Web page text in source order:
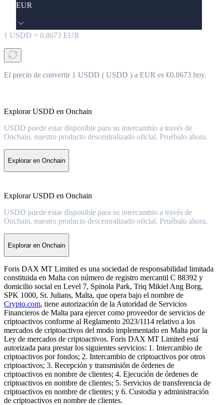
EUR
1 USDD = 0.8673 EUR
El precio de convertir 1 USDD ( USDD ) a EUR es €0.8673 hoy.
Explorar USDD en Onchain
USDD puede estar disponible para su intercambio a través de
Onchain, nuestro producto descentralizado oficial. Pruébalo ahora.
Explorar en Onchain
Explorar USDD en Onchain
USDD puede estar disponible para su intercambio a través de
Onchain, nuestro producto descentralizado oficial. Pruébalo ahora.
Explorar en Onchain
Foris DAX MT Limited es una sociedad de responsabilidad limitada
constituida en Malta con número de registro mercantil C 88392 y
domicilio social en Level 7, Spinola Park, Triq Mikiel Ang Borg,
SPK 1000, St. Julians, Malta, que opera bajo el nombre de
Crypto.com, tiene autorización de la Autoridad de Servicios
Financieros de Malta para ejercer como proveedor de servicios de
criptoactivos conforme al Reglamento 2023/1114 relativo a los
mercados de criptoactivos del modo implementado en Malta por la
Ley de mercados de criptoactivos. Foris DAX MT Limited está
autorizada para prestar los siguientes servicios: 1. Intercambio de
criptoactivos por fondos; 2. Intercambio de criptoactivos por otros
criptoactivos; 3. Recepción y transmisión de órdenes de
criptoactivos en nombre de clientes; 4. Ejecución de órdenes de
criptoactivos en nombre de clientes; 5. Servicios de transferencia de
criptoactivos en nombre de clientes; y 6. Custodia y administración
de criptoactivos en nombre de clientes.